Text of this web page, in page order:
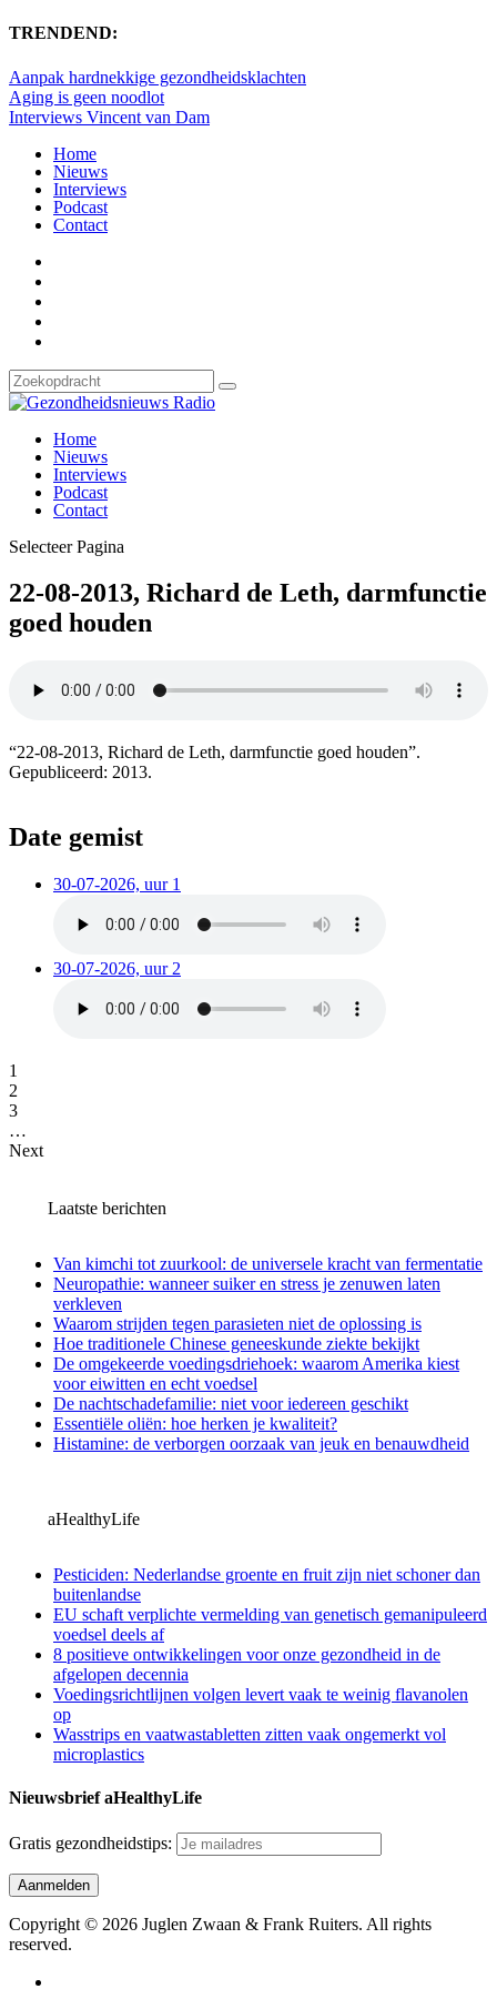
TRENDEND:
Aanpak hardnekkige gezondheidsklachten
Aging is geen noodlot
Interviews Vincent van Dam
Home
Nieuws
Interviews
Podcast
Contact
Home
Nieuws
Interviews
Podcast
Contact
Selecteer Pagina
22-08-2013, Richard de Leth, darmfunctie
goed houden
“22-08-2013, Richard de Leth, darmfunctie goed houden”.
Gepubliceerd: 2013.
Date gemist
30-07-2026, uur 1
30-07-2026, uur 2
1
2
3
…
Next
Laatste berichten
Van kimchi tot zuurkool: de universele kracht van fermentatie
Neuropathie: wanneer suiker en stress je zenuwen laten
verkleven
Waarom strijden tegen parasieten niet de oplossing is
Hoe traditionele Chinese geneeskunde ziekte bekijkt
De omgekeerde voedingsdriehoek: waarom Amerika kiest
voor eiwitten en echt voedsel
De nachtschadefamilie: niet voor iedereen geschikt
Essentiële oliën: hoe herken je kwaliteit?
Histamine: de verborgen oorzaak van jeuk en benauwdheid
aHealthyLife
Pesticiden: Nederlandse groente en fruit zijn niet schoner dan
buitenlandse
EU schaft verplichte vermelding van genetisch gemanipuleerd
voedsel deels af
8 positieve ontwikkelingen voor onze gezondheid in de
afgelopen decennia
Voedingsrichtlijnen volgen levert vaak te weinig flavanolen
op
Wasstrips en vaatwastabletten zitten vaak ongemerkt vol
microplastics
Nieuwsbrief aHealthyLife
Gratis gezondheidstips:
Copyright © 2026 Juglen Zwaan & Frank Ruiters. All rights
reserved.